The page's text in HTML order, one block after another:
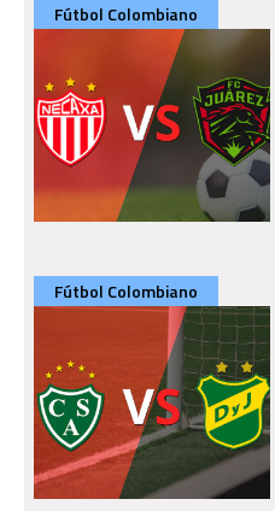
Fútbol Colombiano
Fútbol Colombiano